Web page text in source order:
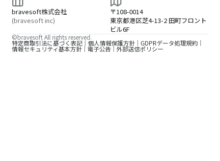
bravesoft株式会社
(bravesoft inc)
〒108-0014
東京都港区芝4-13-2 田町フロント
ビル6F
特定商取引法に基づく表記 個人情報保護方針 GDPRデータ処理規約
情報セキュリティ基本方針 電子公告 外部送信ポリシー
©bravesoft All rights reserved.